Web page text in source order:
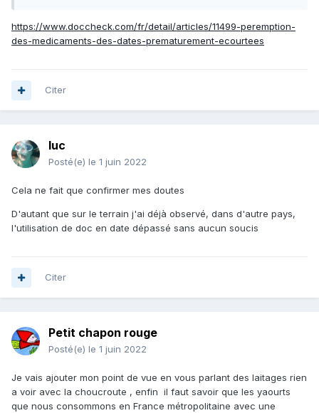
https://www.doccheck.com/fr/detail/articles/11499-peremption-
des-medicaments-des-dates-prematurement-ecourtees
Citer
luc
Posté(e) le 1 juin 2022
Cela ne fait que confirmer mes doutes
D'autant que sur le terrain j'ai déjà observé, dans d'autre pays,
l'utilisation de doc en date dépassé sans aucun soucis
Citer
Petit chapon rouge
Posté(e) le 1 juin 2022
Je vais ajouter mon point de vue en vous parlant des laitages rien
a voir avec la choucroute , enfin il faut savoir que les yaourts
que nous consommons en France métropolitaine avec une